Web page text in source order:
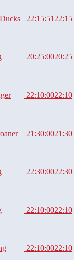
22:15:51 22:15
20:25:0020:25
22:10:0022:10
21:30:0021:30
22:30:0022:30
22:10:0022:10
22:10:0022:10